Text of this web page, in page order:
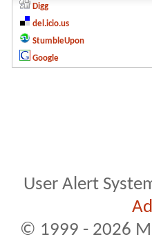
Digg
del.icio.us
StumbleUpon
Google
User Alert
© 1999 - 2026